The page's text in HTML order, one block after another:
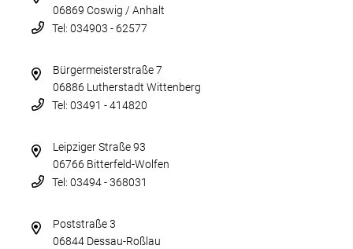
06869 Coswig / Anhalt
Tel: 034903 - 62577
Bürgermeisterstraße 7
06886 Lutherstadt Wittenberg
Tel: 03491 - 414820
Leipziger Straße 93
06766 Bitterfeld-Wolfen
Tel: 03494 - 368031
Poststraße 3
06844 Dessau-Roßlau